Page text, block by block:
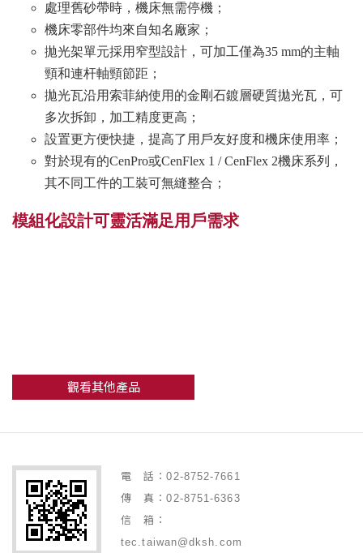
處理舊砂帶時，機床無需停機；
機床零部件均來自知名廠家；
拋光架單元採用窄型設計，可加工僅為35 mm的主軸
頸和連杆軸頸節距；
拋光瓦沿用索菲納使用的金剛石鍍層硬質拋光瓦，可
多次拆卸，加工精度更高；
設置更方便快捷，提高了用戶友好度和機床使用率；
對於現有的CenPro或CenFlex 1 / CenFlex 2機床系列，
其不同工件的工裝可無縫整合；
模組化設計可靈活滿足用戶需求
觀看其他產品
電 話：02-8752-7661
傳 真：02-8751-6363
信 箱：
tec.taiwan@dksh.com